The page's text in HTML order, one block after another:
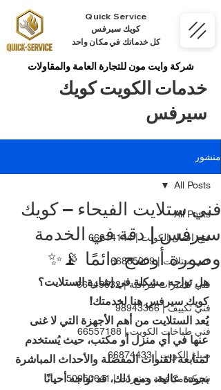
Quick Service
كويك سيرفس
كل خدماتك في مكان واحد
شركة وايت مون للتجارة العامة والمقاولات
خدمات الكويت كويك
سيرفس
منشور
All Posts
فتح اقفال الكويت | 66214144
فني ستلايت | 66885009
فني كاميرات مراقبة | 66445532
فني تكييف | 98943366
فني طباخات الكويت | 66557188
صباغ الكويت | 66874433
شركة مكافحة حشرات | 50050641
All Posts
فني ستلايت الفيحاء – كويك
سيرفس | دقة في الخدمة
وصورة أوضح دائمًا 📡✨
هل تواجه مشكلة في إشارة الستلايت؟
كويك سيرفس هنا لخدمتك!
يُعد الستلايت من أهم الأجهزة التي لا غنى
عنها في أي منزل أو مكتب، حيث يُستخدم
لمتابعة القنوات المفضلة والأحداث المباشرة
بجودة عالية. ومع ذلك، قد تواجه أحيانًا